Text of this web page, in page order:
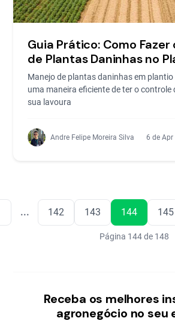
Guia Prático: Como Fazer
de Plantas Daninhas no
Manejo de plantas daninhas em
uma maneira eficiente de ter o controle
sua lavoura
Andre Felipe Moreira Silva 6 de Apr
... 142 143 144 145
Página 144 de 148
Receba os melhores
agronegócio no seu